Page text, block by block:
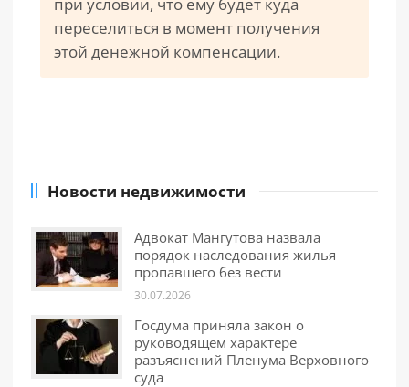
переселиться в момент получения
этой денежной компенсации.
Новости недвижимости
Адвокат Мангутова назвала
порядок наследования жилья
пропавшего без вести
30.07.2026
Госдума приняла закон о
руководящем характере
разъяснений Пленума Верховного
суда